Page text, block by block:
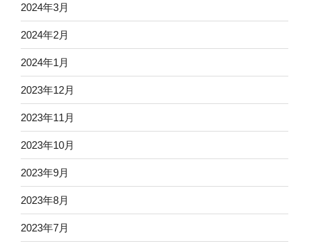
2024年3月
2024年2月
2024年1月
2023年12月
2023年11月
2023年10月
2023年9月
2023年8月
2023年7月